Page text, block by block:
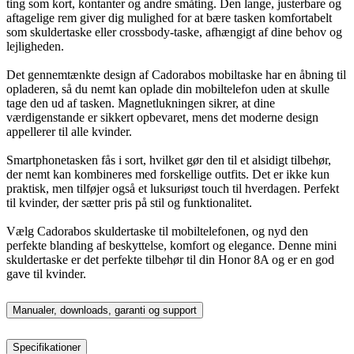
ting som kort, kontanter og andre småting. Den lange, justerbare og
aftagelige rem giver dig mulighed for at bære tasken komfortabelt
som skuldertaske eller crossbody-taske, afhængigt af dine behov og
lejligheden.
Det gennemtænkte design af Cadorabos mobiltaske har en åbning til
opladeren, så du nemt kan oplade din mobiltelefon uden at skulle
tage den ud af tasken. Magnetlukningen sikrer, at dine
værdigenstande er sikkert opbevaret, mens det moderne design
appellerer til alle kvinder.
Smartphonetasken fås i sort, hvilket gør den til et alsidigt tilbehør,
der nemt kan kombineres med forskellige outfits. Det er ikke kun
praktisk, men tilføjer også et luksuriøst touch til hverdagen. Perfekt
til kvinder, der sætter pris på stil og funktionalitet.
Vælg Cadorabos skuldertaske til mobiltelefonen, og nyd den
perfekte blanding af beskyttelse, komfort og elegance. Denne mini
skuldertaske er det perfekte tilbehør til din Honor 8A og er en god
gave til kvinder.
Manualer, downloads, garanti og support
Specifikationer